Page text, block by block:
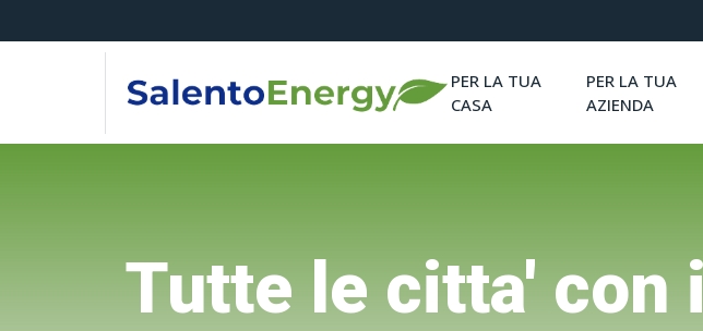
PER LA TUA
CASA
PER LA TUA
AZIENDA
Tutte le citta' con